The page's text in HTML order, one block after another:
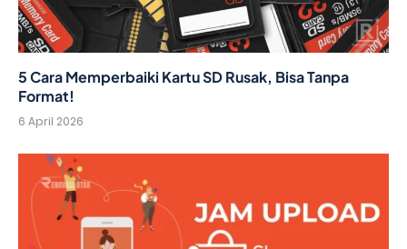
5 Cara Memperbaiki Kartu SD Rusak, Bisa Tanpa
Format!
6 April 2026